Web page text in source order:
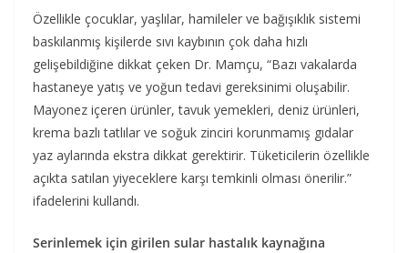
Özellikle çocuklar, yaşlılar, hamileler ve bağışıklık sistemi
baskılanmış kişilerde sıvı kaybının çok daha hızlı
gelişebildiğine dikkat çeken Dr. Mamçu, “Bazı vakalarda
hastaneye yatış ve yoğun tedavi gereksinimi oluşabilir.
Mayonez içeren ürünler, tavuk yemekleri, deniz ürünleri,
krema bazlı tatlılar ve soğuk zinciri korunmamış gıdalar
yaz aylarında ekstra dikkat gerektirir. Tüketicilerin özellikle
açıkta satılan yiyeceklere karşı temkinli olması önerilir.”
ifadelerini kullandı.
Serinlemek için girilen sular hastalık kaynağına